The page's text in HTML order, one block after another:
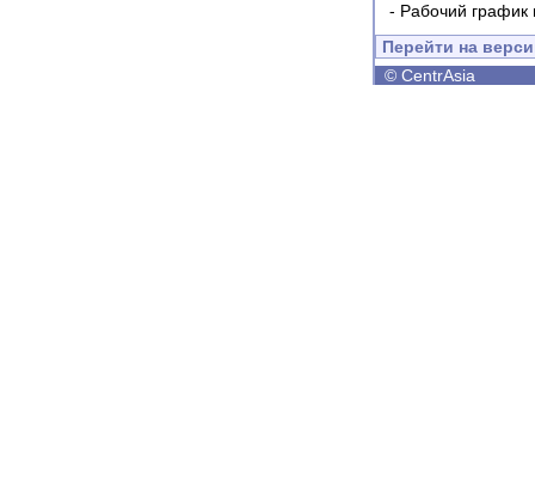
- Рабочий график
Перейти на
© CentrAsia